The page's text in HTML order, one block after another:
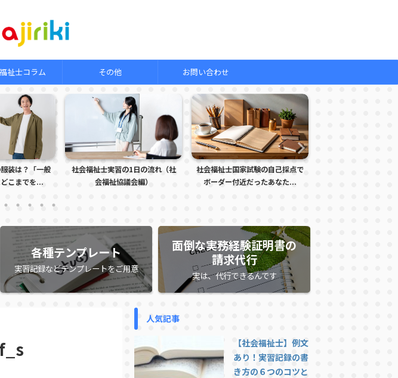
祉士コラム その他 お問い合わせ
装は？「一般
こまでを...
社会福祉士実習の1日の流れ（社
会福祉協議会編）
社会福祉士国家試験の自己採点で
ボーダー付近だったあなた...
各種テンプレート
実習記録などテンプレートをご用意
面倒な実務経験証明書の
請求代行
実は、代行できるんです
人気記事
【社会福祉士】例文
あり！実習記録の書
き方の６つのコツと